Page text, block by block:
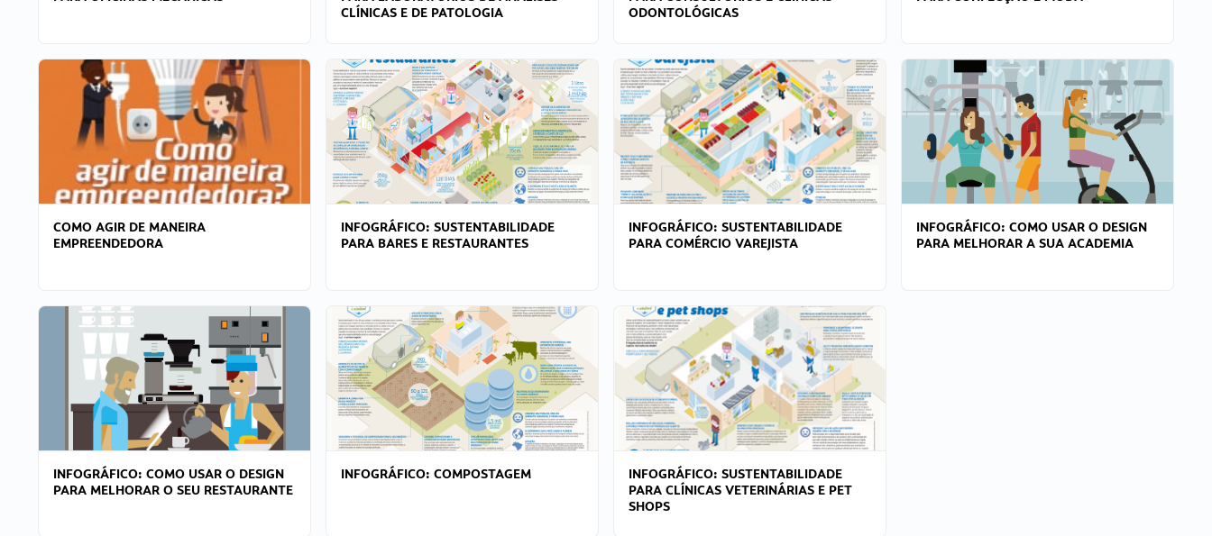
CLÍNICAS E DE PATOLOGIA
ODONTOLÓGICAS
COMO AGIR DE MANEIRA
EMPREENDEDORA
INFOGRÁFICO: SUSTENTABILIDADE
PARA BARES E RESTAURANTES
INFOGRÁFICO: SUSTENTABILIDADE
PARA COMÉRCIO VAREJISTA
INFOGRÁFICO: COMO USAR O DESIGN
PARA MELHORAR A SUA ACADEMIA
INFOGRÁFICO: COMO USAR O DESIGN
PARA MELHORAR O SEU RESTAURANTE
INFOGRÁFICO: COMPOSTAGEM
INFOGRÁFICO: SUSTENTABILIDADE
PARA CLÍNICAS VETERINÁRIAS E PET
SHOPS